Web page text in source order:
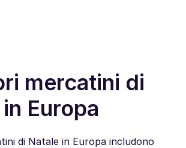
mercatini di
Europa
di Natale in Europa includono